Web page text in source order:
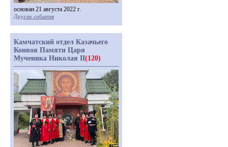
основан 21 августа 2022 г.
Другие события
Камчатский отдел Казачьего
Конвоя Памяти Царя
Мученика Николая II(120)